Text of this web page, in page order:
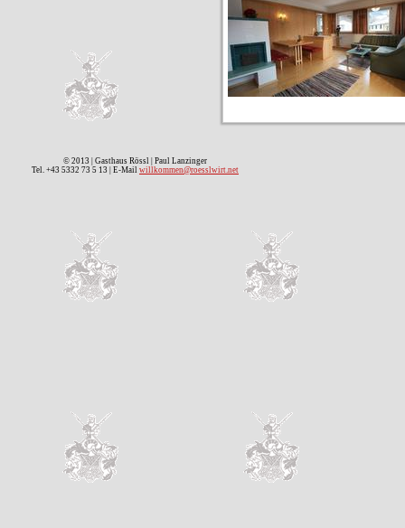
© 2013 | Gasthaus Rössl | Paul Lanzinger
Tel. +43 5332 73 5 13 | E-Mail willkommen@roesslwirt.net